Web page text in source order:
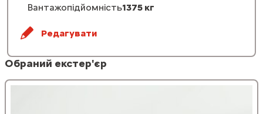
Вантажопідйомність1375 кг
Редагувати
Обраний екстер'єр